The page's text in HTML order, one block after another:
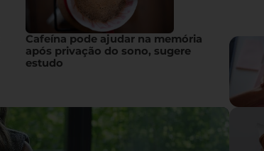
Cafeína pode ajudar na memória
após privação do sono, sugere
estudo